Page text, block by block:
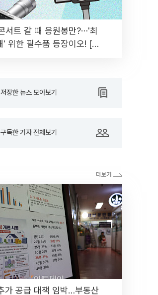
서트 갈 때 응원봉만?⋯'최
' 위한 필수품 등장이오! [솔
장한 뉴스 모아보기
독한 기자 전체보기
가 공급 대책 임박…부동산